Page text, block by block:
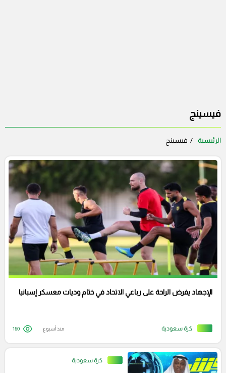
فيسينج
الرئيسية فيسينج
كرة سعودية
الإجهاد يفرض الراحة على رباعي الاتحاد في ختام وديات معسكر إسبانيا
منذ أسبوع 160
كرة سعودية